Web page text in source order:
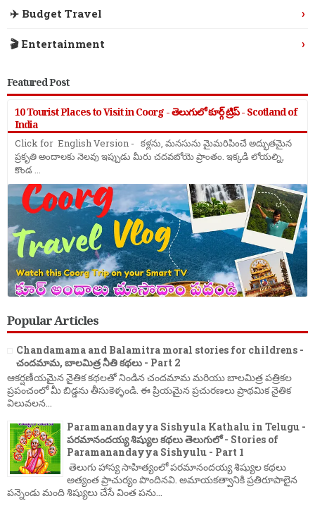
✈️ Budget Travel ›
🎬 Entertainment ›
Featured Post
10 Tourist Places to Visit in Coorg - తెలుగులో కూర్గ్ ట్రిప్ - Scotland of
India
Click for English Version - కళ్లను, మనసును మైమరిపించే అద్భుతమైన
ప్రకృతి అందాలకు నెలవు ఇప్పుడు మీరు చదవబోయె ప్రాంతం. ఇక్కడి లోయల్ని,
కొండ ...
Popular Articles
Chandamama and Balamitra moral stories for childrens -
చందమామ, బాలమిత్ర నీతి కథలు - Part 2
ఆకర్షణీయమైన నైతిక కథలతో నిండిన చందమామ మరియు బాలమిత్ర పత్రికల
ప్రపంచంలో మీ బిడ్డను తీసుకెళ్ళండి. ఈ ప్రియమైన ప్రచురణలు ప్రాథమిక నైతిక
విలువలన...
Paramanandayya Sishyula Kathalu in Telugu -
పరమానందయ్య శిష్యుల కథలు తెలుగులో - Stories of
Paramanandayya Sishyulu - Part 1
తెలుగు హాస్య సాహిత్యంలో పరమానందయ్య శిష్యుల కథలు
అత్యంత ప్రాచుర్యం పొందినవి. అమాయకత్వానికి ప్రతిరూపాలైన
పన్నెండు మంది శిష్యులు చేసే వింత పను...